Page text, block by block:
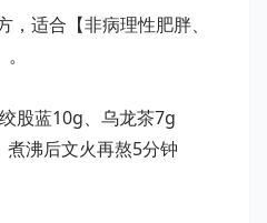
，适合【非病理性肥胖、
股蓝10g、乌龙茶7g
沸后文火再熬5分钟